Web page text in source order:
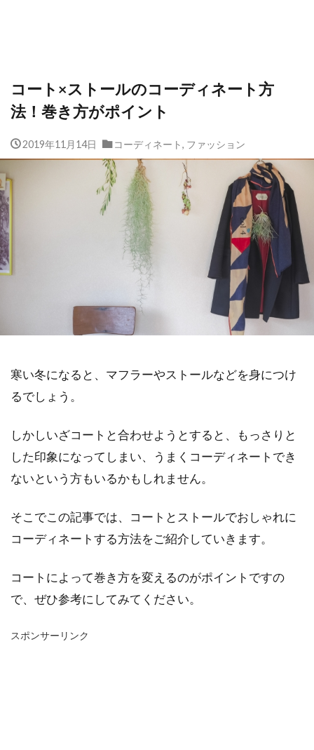
コート×ストールのコーディネート方
法！巻き方がポイント
2019年11月14日 コーディネート, ファッション
寒い冬になると、マフラーやストールなどを身につけ
るでしょう。
しかしいざコートと合わせようとすると、もっさりと
した印象になってしまい、うまくコーディネートでき
ないという方もいるかもしれません。
そこでこの記事では、コートとストールでおしゃれに
コーディネートする方法をご紹介していきます。
コートによって巻き方を変えるのがポイントですの
で、ぜひ参考にしてみてください。
スポンサーリンク